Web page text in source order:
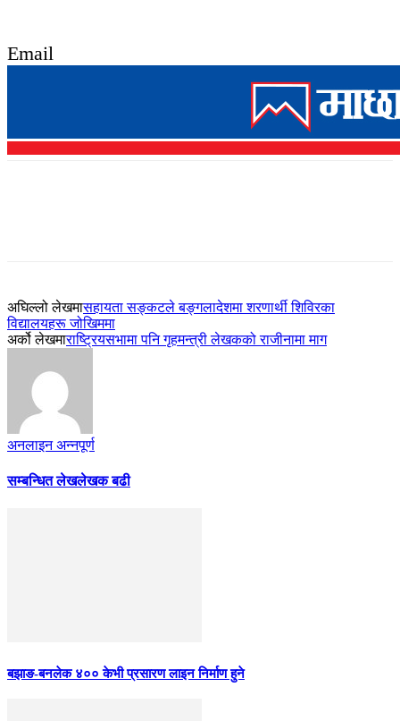
Email
अघिल्लो लेखमासहायता सङ्कटले बङ्गलादेशमा शरणार्थी शिविरका
विद्यालयहरू जोखिममा
अर्को लेखमाराष्ट्रियसभामा पनि गृहमन्त्री लेखकको राजीनामा माग
अनलाइन अन्नपूर्ण
सम्बन्धित लेखलेखक बढी
बझाङ-बनलेक ४०० केभी प्रसारण लाइन निर्माण हुने